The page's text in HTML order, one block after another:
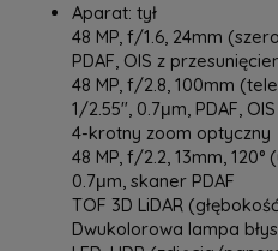
Aparat: tył
48 MP, f/1.6, 24mm
PDAF, OIS z
48 MP, f/2.8, 100mm
1/2.55", 0.7μm, PDAF,
4-krotny zoom optyczny
48 MP, f/2.2, 13mm,
0.7μm, skaner PDAF
TOF 3D LiDAR
Dwukolorowa lampa